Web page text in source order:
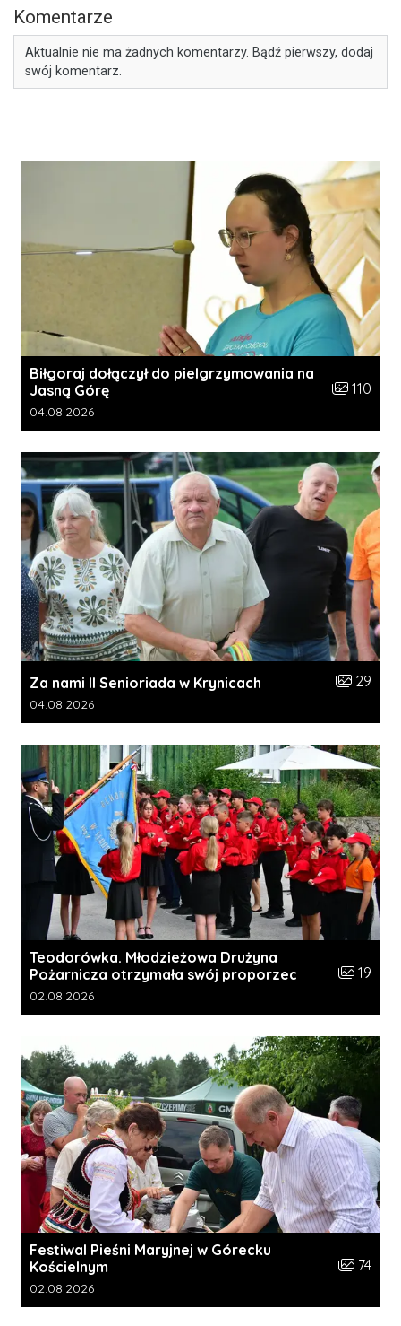
Komentarze
Aktualnie nie ma żadnych komentarzy. Bądź pierwszy, dodaj
swój komentarz.
Biłgoraj dołączył do pielgrzymowania na
Jasną Górę
Liczba
110
Data dodania galerii:
04.08.2026
Za nami II Senioriada w Krynicach Liczba
29
Data dodania galerii:
04.08.2026
Teodorówka. Młodzieżowa Drużyna
Pożarnicza otrzymała swój proporzec
Liczba
19
Data dodania galerii:
02.08.2026
Festiwal Pieśni Maryjnej w Górecku
Kościelnym
Liczba
74
Data dodania galerii:
02.08.2026